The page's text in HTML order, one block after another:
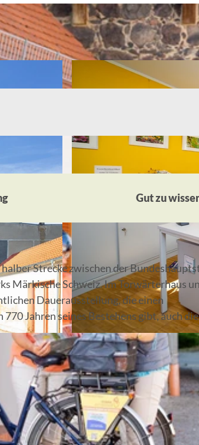
© Florian Läufer, Lizenz: Seenland Oder-Spree
Gut zu
Strecke zwischen der
Märkische Schweiz. Im Torwärterhaus
Dauerausstellung, die einen
Jahren seines Bestehens gibt, auch die